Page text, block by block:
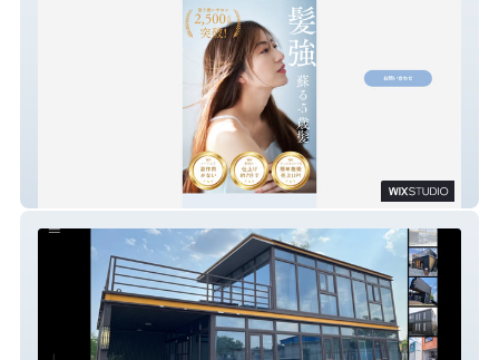
客単価UPなら強髪-5歳髪｜美容室・サロン